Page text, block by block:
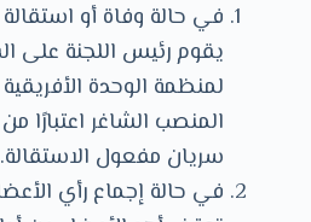
في حالة وفاة أو استقالة
يقوم رئيس اللجنة على
لمنظمة الوحدة
المنصب الشاغر اعتبارًا
سريان مفعول الاستقالة.
في حالة إجماع رأي